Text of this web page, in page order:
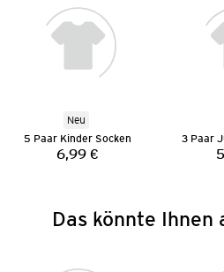
Neu
5 Paar Kinder Socken
Preis:
6,99 €
3 Paar
Das könnte Ihnen